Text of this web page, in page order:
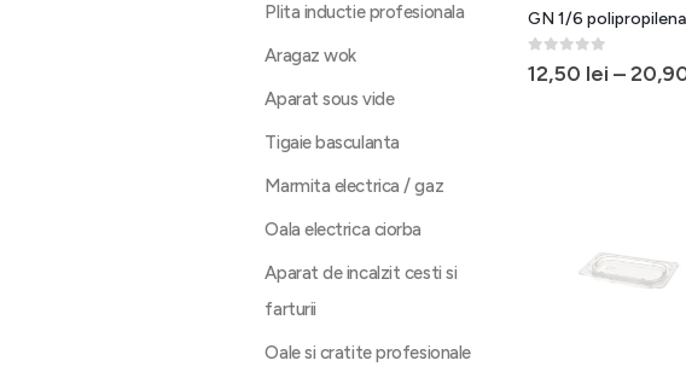
GN 1/6 polipropilena
0 out of 5
12,50 lei –
Plita inductie profesionala
Aragaz wok
Aparat sous vide
Tigaie basculanta
Marmita electrica / gaz
Oala electrica ciorba
Aparat de incalzit cesti si
farturii
Oale si cratite profesionale